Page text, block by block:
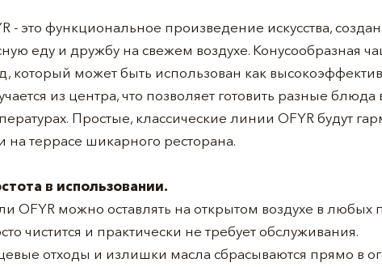
- это функциональное произведение искусства,
еду и дружбу на свежем воздухе. Конусообразная
который может быть использован как
из центра, что позволяет готовить разные
Простые, классические линии OFYR будут
на террасе шикарного ресторана.
в использовании.
OFYR можно оставлять на открытом воздухе в любых
чистится и практически не требует обслуживания.
отходы и излишки масла сбрасываются прямо в